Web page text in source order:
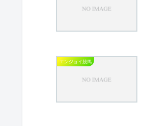
エンジョイ競馬